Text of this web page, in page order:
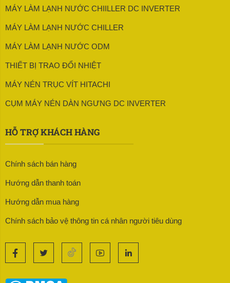
MÁY LÀM LẠNH NƯỚC CHIILLER DC INVERTER
MÁY LÀM LẠNH NƯỚC CHILLER
MÁY LÀM LẠNH NƯỚC ODM
THIẾT BỊ TRAO ĐỔI NHIỆT
MÁY NÉN TRỤC VÍT HITACHI
CỤM MÁY NÉN DÀN NGƯNG DC INVERTER
HỖ TRỢ KHÁCH HÀNG
Chính sách bán hàng
Hướng dẫn thanh toán
Hướng dẫn mua hàng
Chính sách bảo vệ thông tin cá nhân người tiêu dùng